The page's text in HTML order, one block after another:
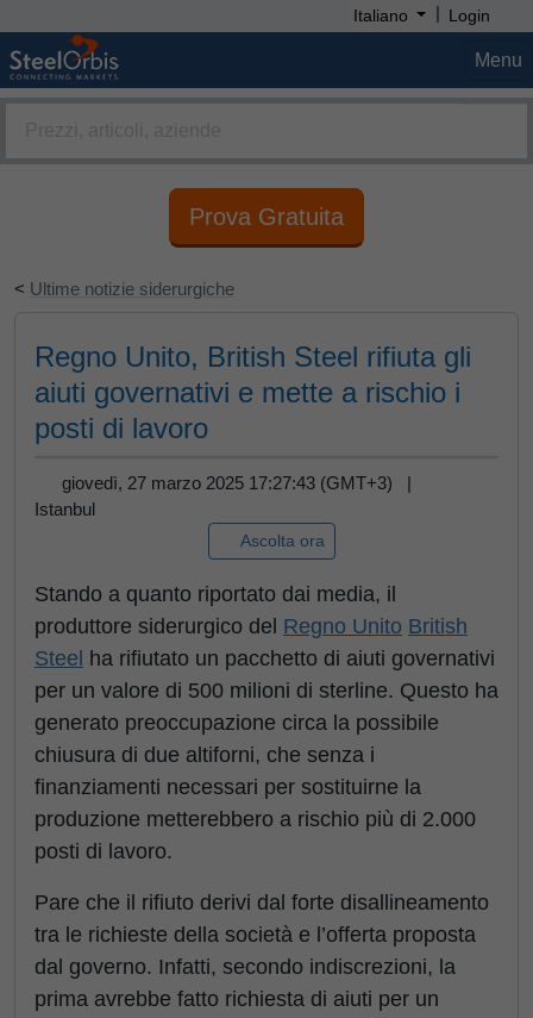
Italiano | Login
Menu
Prova Gratuita
< Ultime notizie siderurgiche
Regno Unito, British Steel rifiuta gli
aiuti governativi e mette a rischio i
posti di lavoro
giovedì, 27 marzo 2025 17:27:43 (GMT+3) |
Istanbul
Ascolta ora
Stando a quanto riportato dai media, il
produttore siderurgico del Regno Unito British
Steel
ha rifiutato un pacchetto di aiuti governativi
per un valore di 500 milioni di sterline. Questo ha
generato preoccupazione circa la possibile
chiusura di due altiforni, che senza i
finanziamenti necessari per sostituirne la
produzione metterebbero a rischio più di 2.000
posti di lavoro.
Pare che il rifiuto derivi dal forte disallineamento
tra le richieste della società e l’offerta proposta
dal governo. Infatti, secondo indiscrezioni, la
prima avrebbe fatto richiesta di aiuti per un